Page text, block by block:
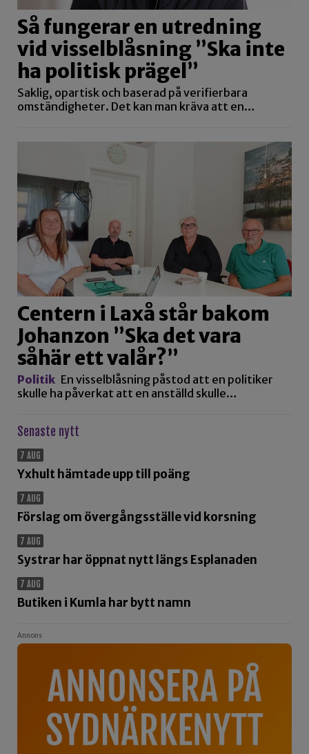
Så fungerar en utredning
vid visselblåsning ”Ska inte
ha politisk prägel”
Saklig, opartisk och baserad på verifierbara
omständigheter. Det kan man kräva att en…
Centern i Laxå står bakom
Johanzon ”Ska det vara
såhär ett valår?”
Politik En visselblåsning påstod att en politiker
skulle ha påverkat att en anställd skulle…
Senaste nytt
7 AUG
Yxhult hämtade upp till poäng
7 AUG
Förslag om övergångsställe vid korsning
7 AUG
Systrar har öppnat nytt längs Esplanaden
7 AUG
Butiken i Kumla har bytt namn
Annons